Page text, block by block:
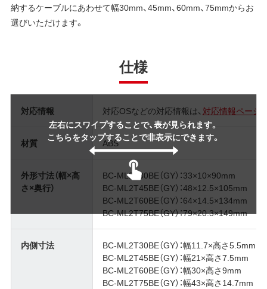
納するケーブルにあわせて幅30mm、45mm、60mm、75mmからお
選びいただけます。
仕様
左右にスワイプすることで、表が見られます。
こちらをタップすることで非表示にできます。
対応情報 対応OSなどの対応情報は、 対応情報ページ
材質 ABS
外形寸法（幅×高
さ×奥行）
BC-ML2T30BE（GY）：33×10×90mm
BC-ML2T45BE（GY）：48×12.5×105mm
BC-ML2T60BE（GY）：64×14.5×134mm
BC-ML2T75BE（GY）：79×20.3×149mm
内側寸法
BC-ML2T30BE（GY）：幅11.7×高さ5.5mm
BC-ML2T45BE（GY）：幅21×高さ7.5mm
BC-ML2T60BE（GY）：幅30×高さ9mm
BC-ML2T75BE（GY）：幅43×高さ14.7mm